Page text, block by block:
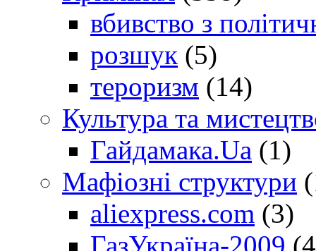
вбивство з
розшук (5)
тероризм (14)
Культура та
Гайдамака.Ua (1)
Мафіозні структури
aliexpress.com (3)
ГазУкраїна-2009